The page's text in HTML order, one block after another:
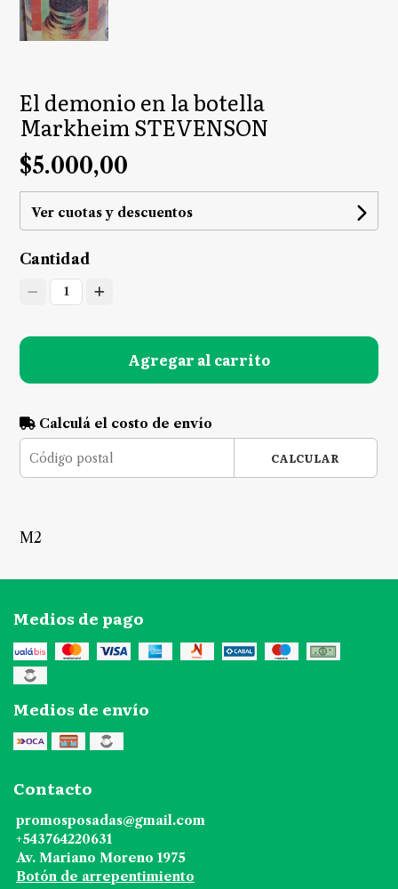
El demonio en la botella
Markheim STEVENSON
$5.000,00
Ver cuotas y descuentos
Cantidad
1
Agregar al carrito
Calculá el costo de envío
CALCULAR
M2
Medios de pago
Medios de envío
Contacto
promosposadas@gmail.com
+543764220631
Av. Mariano Moreno 1975
Botón de arrepentimiento